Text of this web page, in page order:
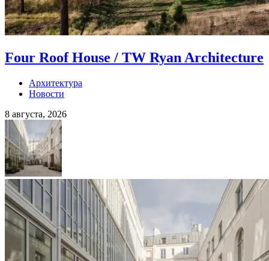
Four Roof House / TW Ryan Architecture
Архитектура
Новости
8 августа, 2026